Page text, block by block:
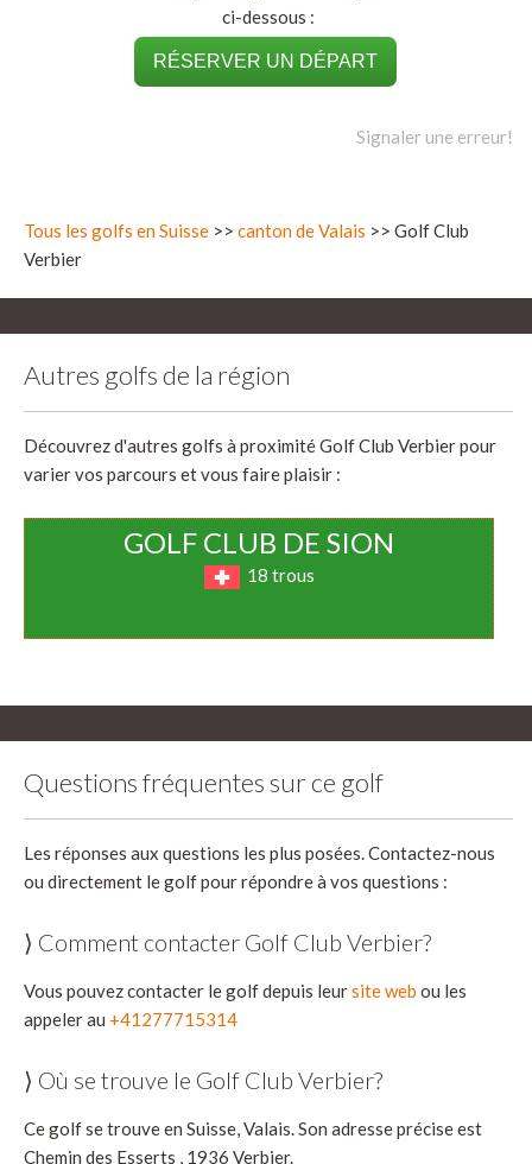
ci-dessous :
RÉSERVER UN DÉPART
Signaler une erreur!
Tous les golfs en Suisse >> canton de Valais >> Golf Club
Verbier
Autres golfs de la région
Découvrez d'autres golfs à proximité Golf Club Verbier pour
varier vos parcours et vous faire plaisir :
GOLF CLUB DE SION
18 trous
Questions fréquentes sur ce golf
Les réponses aux questions les plus posées. Contactez-nous
ou directement le golf pour répondre à vos questions :
⟩ Comment contacter Golf Club Verbier?
Vous pouvez contacter le golf depuis leursite web ou les
appeler au +41277715314
⟩ Où se trouve le Golf Club Verbier?
Ce golf se trouve en Suisse, Valais. Son adresse précise est
Chemin des Esserts , 1936 Verbier.